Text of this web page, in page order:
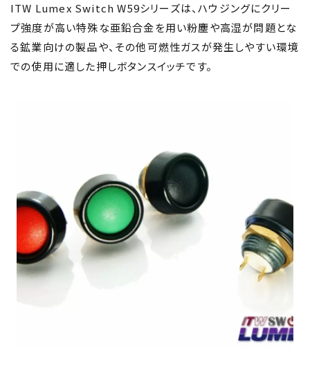
ITW Lumex Switch W59シリーズは、ハウジングにクリー
プ強度が高い特殊な亜鉛合金を用い粉塵や高湿が問題とな
る鉱業向けの製品や、その他可燃性ガスが発生しやすい環境
での使用に適した押しボタンスイッチです。